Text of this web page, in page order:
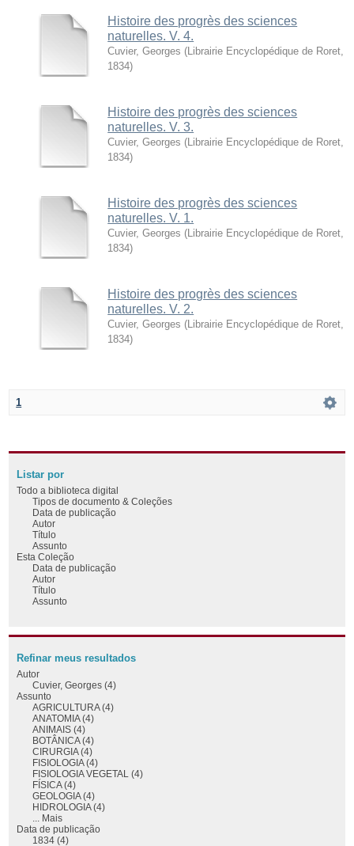
Histoire des progrès des sciences
naturelles. V. 4.
Cuvier, Georges ( Librairie Encyclopédique de Roret
1834)
Histoire des progrès des sciences
naturelles. V. 3.
Cuvier, Georges ( Librairie Encyclopédique de Roret
1834)
Histoire des progrès des sciences
naturelles. V. 1.
Cuvier, Georges ( Librairie Encyclopédique de Roret
1834)
Histoire des progrès des sciences
naturelles. V. 2.
Cuvier, Georges ( Librairie Encyclopédique de Roret
1834)
1
Listar por
Todo a biblioteca digital
Tipos de documento & Coleções
Data de publicação
Autor
Título
Assunto
Esta Coleção
Data de publicação
Autor
Título
Assunto
Refinar meus resultados
Autor
Cuvier, Georges (4)
Assunto
AGRICULTURA (4)
ANATOMIA (4)
ANIMAIS (4)
BOTÂNICA (4)
CIRURGIA (4)
FISIOLOGIA (4)
FISIOLOGIA VEGETAL (4)
FÍSICA (4)
GEOLOGIA (4)
HIDROLOGIA (4)
... Mais
Data de publicação
1834 (4)